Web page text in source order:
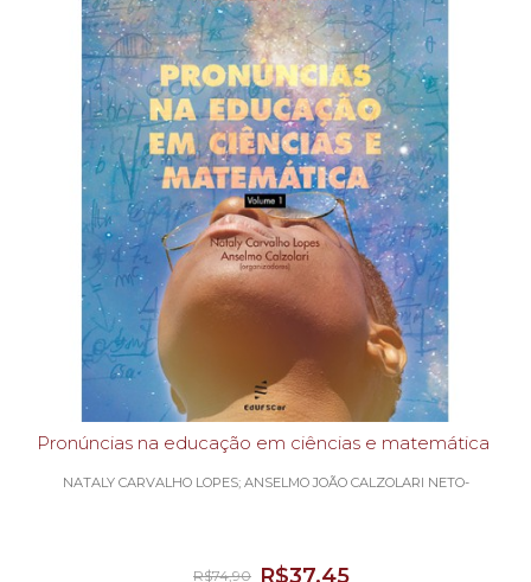
Pronúncias na educação em ciências e matemática
NATALY CARVALHO LOPES; ANSELMO JOÃO CALZOLARI NETO-
R$37,45
R$74,90